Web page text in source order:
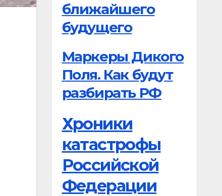
ближайшего
будущего
Маркеры Дикого
Поля. Как будут
разбирать РФ
Хроники
катастрофы
Российской
Федерации